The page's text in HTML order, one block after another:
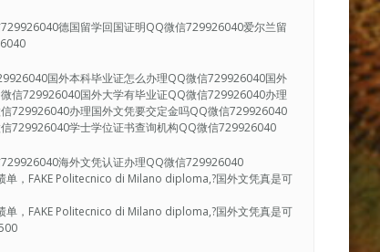
德国留学回国证明QQ微信729926040爱尔兰留
国外本科毕业证怎么办理QQ微信729926040国外
信729926040国外大学有毕业证QQ微信729926040办理
729926040办理国外文凭要交定金吗QQ微信729926040
729926040学士学位证书查询机构QQ微信729926040
海外文凭认证办理QQ微信729926040
单，FAKE Politecnico di Milano diploma,?国外文凭真是可
单，FAKE Politecnico di Milano diploma,?国外文凭真是可